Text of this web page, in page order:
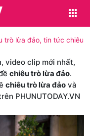
trò lừa đảo, tin tức chiêu
video clip mới nhất,
chiêu trò lừa đảo.
chiêu trò lừa đảo và
PHUNUTODAY.VN